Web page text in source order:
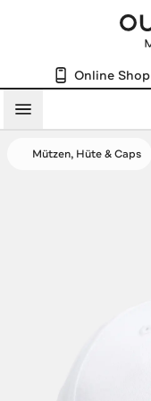
Online Shop
Menü
Mützen, Hüte & Caps